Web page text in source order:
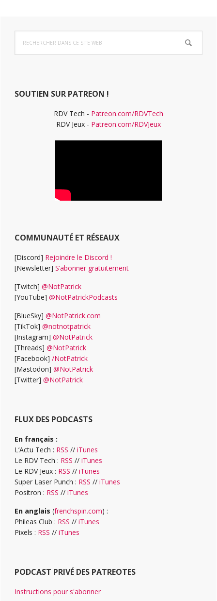
Barre
latérale
dans
ce
SOUTIEN SUR PATREON !
RDV Tech - Patreon.com/RDVTech
RDV Jeux - Patreon.com/RDVJeux
COMMUNAUTÉ ET RÉSEAUX
[Discord] Rejoindre le Discord !
[Newsletter] S’abonner gratuitement
[Twitch] @NotPatrick
[YouTube] @NotPatrickPodcasts
[BlueSky] @NotPatrick.com
[TikTok] @notnotpatrick
[Instagram] @NotPatrick
[Threads] @NotPatrick
[Facebook] /NotPatrick
[Mastodon] @NotPatrick
[Twitter] @NotPatrick
FLUX DES PODCASTS
En français :
L’Actu Tech : RSS // iTunes
Le RDV Tech : RSS // iTunes
Le RDV Jeux : RSS // iTunes
Super Laser Punch : RSS // iTunes
Positron : RSS // iTunes
En anglais (frenchspin.com) :
Phileas Club : RSS // iTunes
Pixels : RSS // iTunes
PODCAST PRIVÉ DES PATREOTES
Instructions pour s'abonner